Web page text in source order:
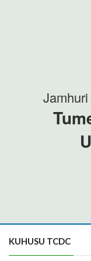
KUHUSU TCDC